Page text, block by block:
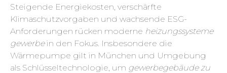
Steigende Energiekosten, verschärfte
Klimaschutzvorgaben und wachsende ESG-
Anforderungen rücken moderne heizungssysteme
gewerbein den Fokus. Insbesondere die
Wärmepumpe gilt in München und Umgebung
als Schlüsseltechnologie, um gewerbegebäude zu